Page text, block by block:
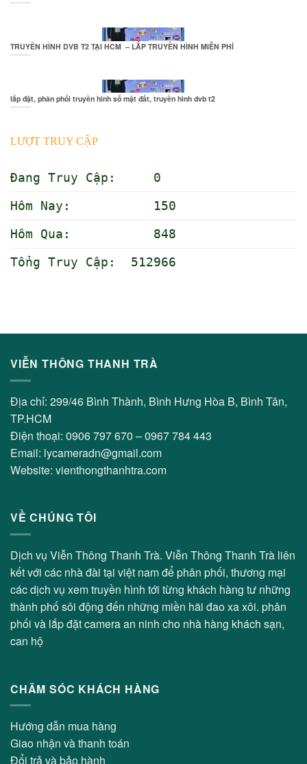
TRUYỀN HÌNH DVB T2 TẠI HCM – LẮP TRUYỀN HÌNH MIỄN PHÍ
lắp đặt, phân phối truyền hình số mặt đất, truyền hình dvb t2
LƯỢT TRUY CẬP
Đang Truy Cập: 0
Hôm Nay: 150
Hôm Qua: 848
Tổng Truy Cập: 512966
VIỄN THÔNG THANH TRÀ
Địa chỉ: 299/46 Bình Thành, Bình Hưng Hòa B, Bình Tân,
TP.HCM
Điện thoại: 0906 797 670 – 0967 784 443
Email: lycameradn@gmail.com
Website: vienthongthanhtra.com
VỀ CHÚNG TÔI
Dịch vụ Viễn Thông Thanh Trà. Viễn Thông Thanh Trà liên
kết với các nhà đài tại việt nam để phân phối, thương mại
các dịch vụ xem truyền hình tới từng khách hàng tư những
thành phố sôi động đến những miền hãi đao xa xôi. phân
phối và lắp đặt camera an ninh cho nhà hàng khách sạn,
can hộ
CHĂM SÓC KHÁCH HÀNG
Hướng dẫn mua hàng
Giao nhận và thanh toán
Đổi trả và bảo hành